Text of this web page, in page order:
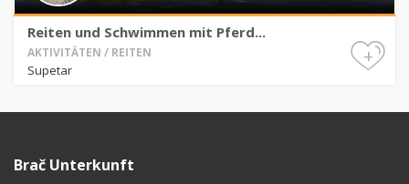
Reiten und Schwimmen mit Pferd...
AKTIVITÄTEN / REITEN
Supetar
+
Brač Unterkunft